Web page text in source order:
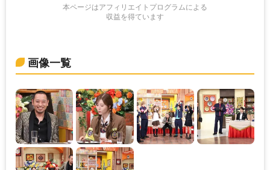
本ページはアフィリエイトプログラムによる
収益を得ています
画像一覧